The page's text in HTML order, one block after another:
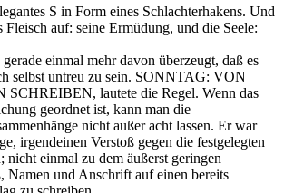
S in Form eines Schlachterhakens. Und
Fleisch auf: seine Ermüdung, und die Seele:
einmal mehr davon überzeugt, daß es
selbst untreu zu sein. SONNTAG: VON
lautete die Regel. Wenn das
geordnet ist, kann man die
nicht außer acht lassen. Er war
irgendeinen Verstoß gegen die festgelegten
nicht einmal zu dem äußerst geringen
Namen und Anschrift auf einen bereits